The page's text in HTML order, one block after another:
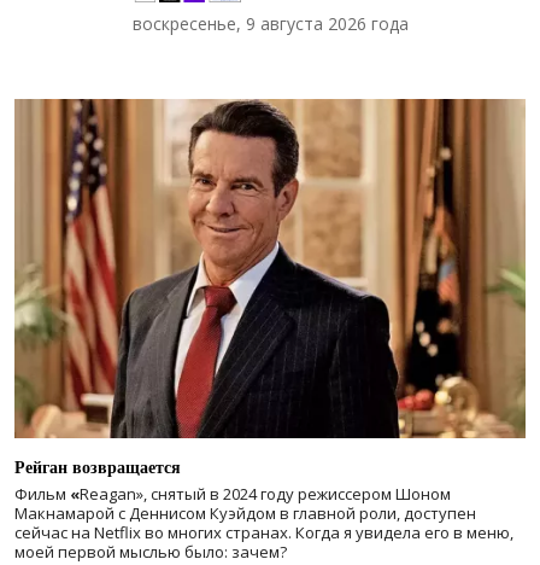
воскресенье, 9 августа 2026 года
Рейган возвращается
Фильм «Reagan», снятый в 2024 годурежиссером Шоном
Макнамарой с Деннисом Куэйдом в главной роли, доступен
сейчас на Netflix во многих странах. Когда я увидела его в меню,
моей первой мыслью было: зачем?